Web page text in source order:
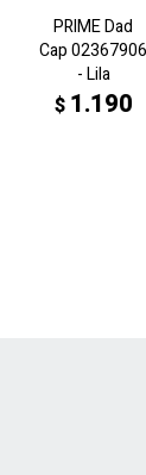
PRIME Dad
Cap
- Lila
$ 1.190